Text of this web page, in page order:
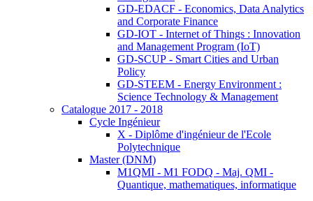
GD-EDACF - Economics, Data Analytics
and Corporate Finance
GD-IOT - Internet of Things : Innovation
and Management Program (IoT)
GD-SCUP - Smart Cities and Urban
Policy
GD-STEEM - Energy Environment :
Science Technology & Management
Catalogue 2017 - 2018
Cycle Ingénieur
X - Diplôme d'ingénieur de l'Ecole
Polytechnique
Master (DNM)
M1QMI - M1 FODQ - Maj. QMI -
Quantique, mathematiques, informatique